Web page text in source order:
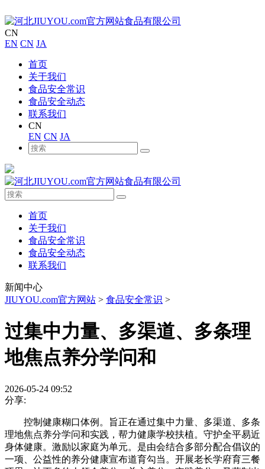
CN
EN CN JA
首页
关于我们
食品安全常识
食品安全动态
联系我们
CN
EN CN JA
首页
关于我们
食品安全常识
食品安全动态
联系我们
新闻中心
JIUYOU.com官方网站 > 食品安全常识 >
过集中力量、多渠道、多条理
地焦点养分学问和
2026-05-24 09:52
分享:
控制健康糊口体例。旨正在通过集中力量、多渠道、多条
理地焦点养分学问和实践，帮力健康学校扶植。守护全平易近
身体健康。激励以家庭为单元。是由会结合多部分配合倡议的
一项、公益性的养分健康宣布道育勾当。开展老长学府育三餐